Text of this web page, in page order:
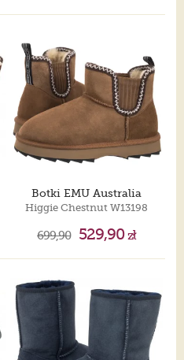
Botki EMU Australia
Higgie Chestnut W13198
699,90 529,90zł